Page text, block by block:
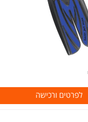
לפרטים ורכישה